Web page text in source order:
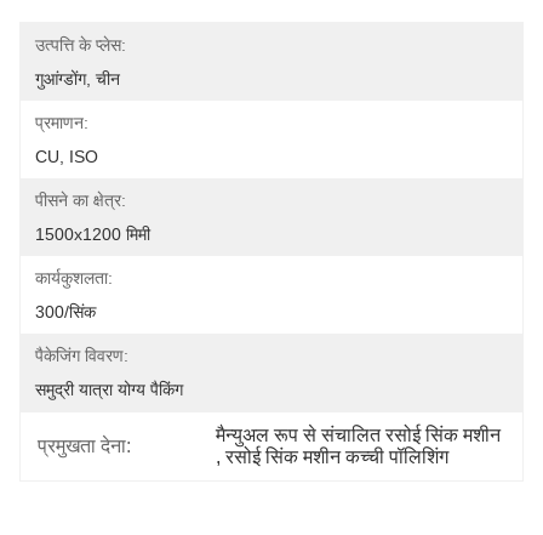
उत्पत्ति के प्लेस:
गुआंग्डोंग, चीन
प्रमाणन:
CU, ISO
पीसने का क्षेत्र:
1500x1200 मिमी
कार्यकुशलता:
300/सिंक
पैकेजिंग विवरण:
समुद्री यात्रा योग्य पैकिंग
प्रमुखता देना:
मैन्युअल रूप से संचालित रसोई सिंक मशीन
, रसोई सिंक मशीन कच्ची पॉलिशिंग